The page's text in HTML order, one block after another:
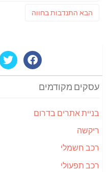
הבא פוסט
התנדבות בחווה
עסקים מקודמים
בניית אתרים בדרום
ריקשה
רכב חשמלי
רכב תפעולי